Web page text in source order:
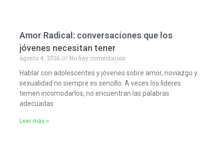
Amor Radical: conversaciones que los
jóvenes necesitan tener
agosto 4, 2026
No hay comentarios
Hablar con adolescentes y jóvenes sobre amor, noviazgo y
sexualidad no siempre es sencillo. A veces los líderes
temen incomodarlos, no encuentran las palabras
adecuadas
Leer más »